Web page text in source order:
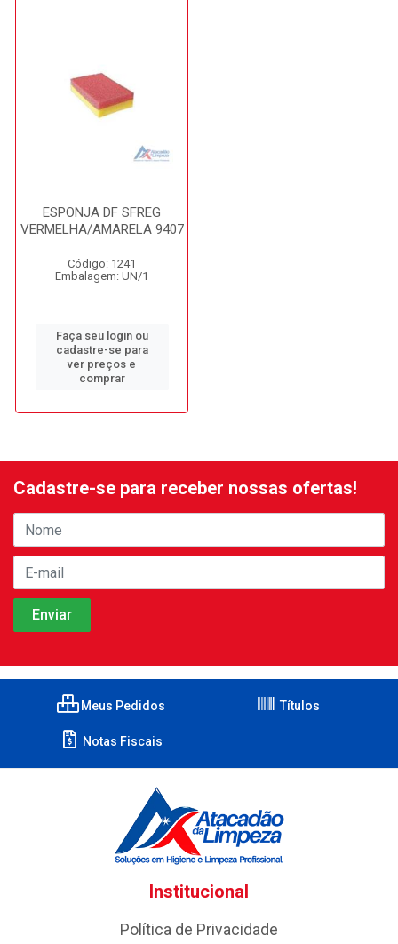
ESPONJA DF SFREG
VERMELHA/AMARELA 9407
Código: 1241
Embalagem: UN/1
Faça seu login ou
cadastre-se para
ver preços e
comprar
Cadastre-se para receber nossas ofertas!
Meus Pedidos Títulos
Notas Fiscais
Institucional
Política de Privacidade